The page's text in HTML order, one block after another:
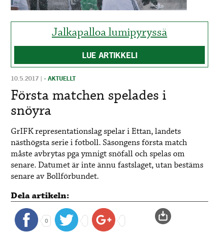
Jalkapalloa lumipyryssä
LUE ARTIKKELI
10.5.2017 |- AKTUELLT
Första matchen spelades i
snöyra
GrIFK representationslag spelar i Ettan, landets
nästhögsta serie i fotboll. Säsongens första match
måste avbrytas pga ymnigt snöfall och spelas om
senare. Datumet är inte ännu fastslaget, utan bestäms
senare av Bollförbundet.
Dela artikeln:
0